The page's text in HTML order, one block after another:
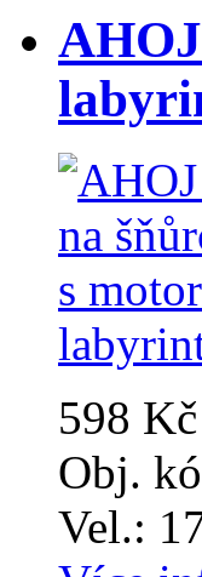
598 Kč
Obj.
Vel.: